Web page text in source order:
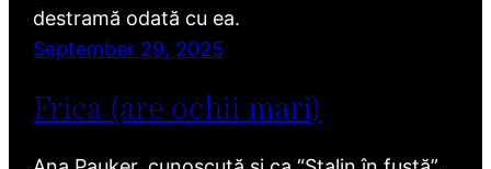
destramă odată cu ea.
September 29, 2025
Frica (are ochii mari)